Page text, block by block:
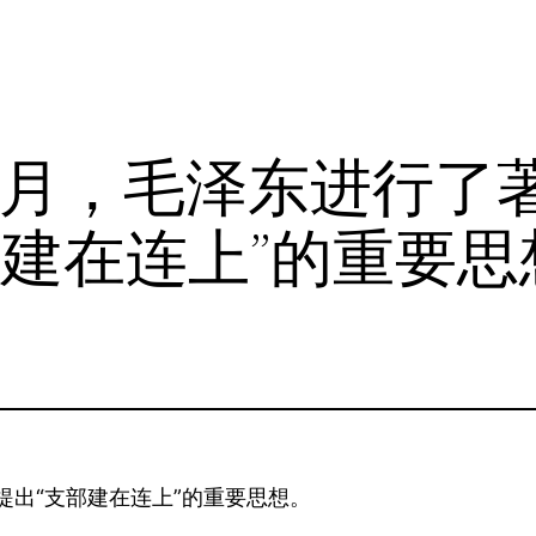
月，毛泽东进行了
在连上”的重要思
“支部建在连上”的重要思想。